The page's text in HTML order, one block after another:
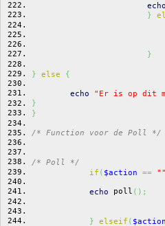
}
}
} else {
echo
"Er is op dit
}
}
/* Function voor de Poll */
/* Poll */
if ( $action ==
echo poll ( ) ;
} elseif (